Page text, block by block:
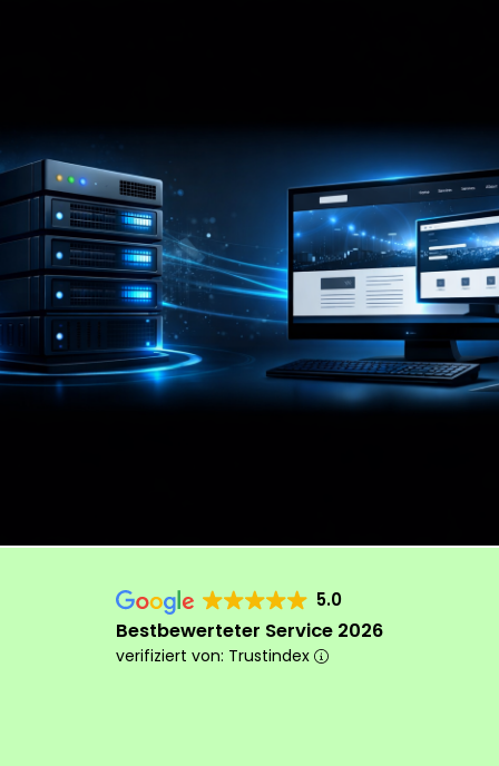
5.0
Bestbewerteter Service 2026
verifiziert von: Trustindex